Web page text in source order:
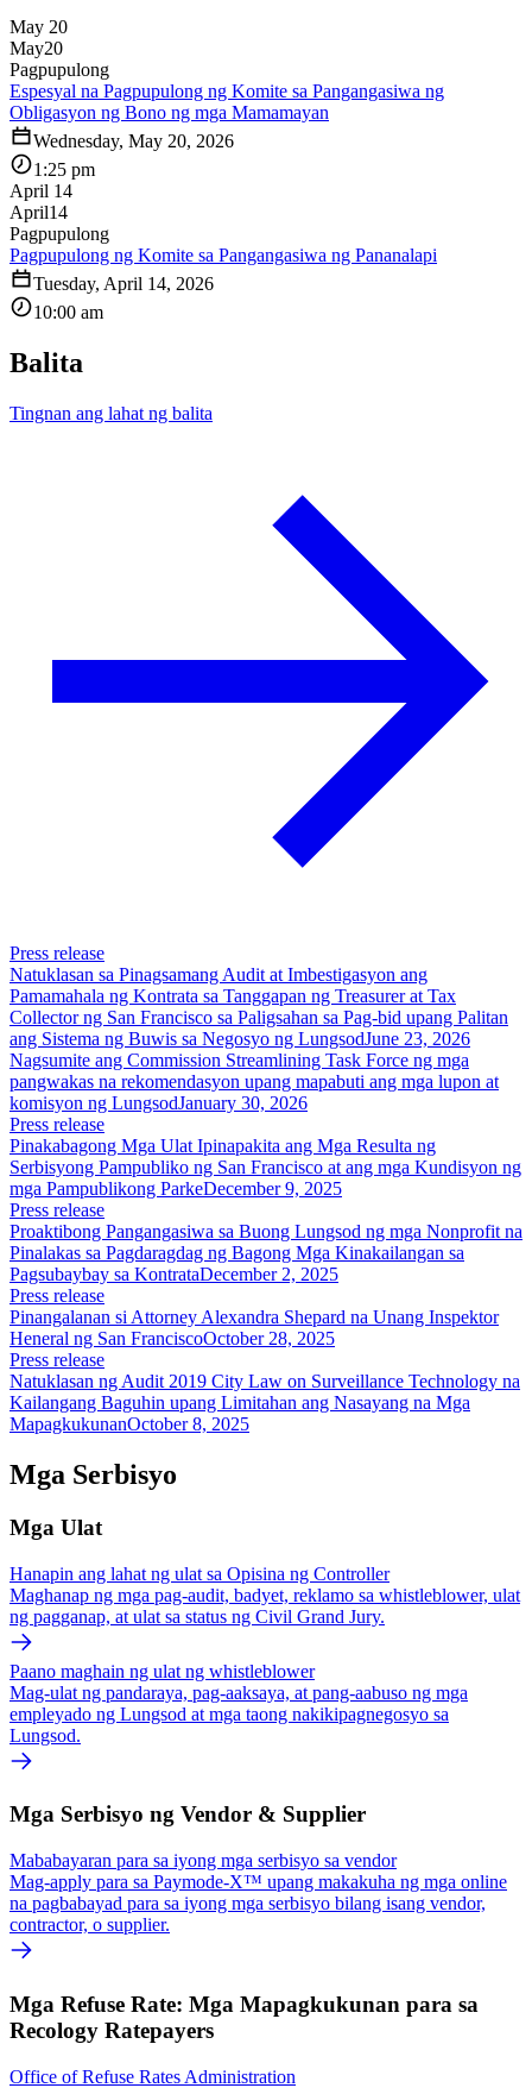
May 20
May20
Pagpupulong
Espesyal na Pagpupulong ng Komite sa Pangangasiwa ng
Obligasyon ng Bono ng mga Mamamayan
Wednesday, May 20, 2026
1:25 pm
April 14
April14
Pagpupulong
Pagpupulong ng Komite sa Pangangasiwa ng Pananalapi
Tuesday, April 14, 2026
10:00 am
Balita
Tingnan ang lahat ng balita
Press release
Natuklasan sa Pinagsamang Audit at Imbestigasyon ang
Pamamahala ng Kontrata sa Tanggapan ng Treasurer at Tax
Collector ng San Francisco sa Paligsahan sa Pag-bid upang Palitan
ang Sistema ng Buwis sa Negosyo ng LungsodJune 23, 2026
Nagsumite ang Commission Streamlining Task Force ng mga
pangwakas na rekomendasyon upang mapabuti ang mga lupon at
komisyon ng LungsodJanuary 30, 2026
Press release
Pinakabagong Mga Ulat Ipinapakita ang Mga Resulta ng
Serbisyong Pampubliko ng San Francisco at ang mga Kundisyon ng
mga Pampublikong ParkeDecember 9, 2025
Press release
Proaktibong Pangangasiwa sa Buong Lungsod ng mga Nonprofit na
Pinalakas sa Pagdaragdag ng Bagong Mga Kinakailangan sa
Pagsubaybay sa KontrataDecember 2, 2025
Press release
Pinangalanan si Attorney Alexandra Shepard na Unang Inspektor
Heneral ng San FranciscoOctober 28, 2025
Press release
Natuklasan ng Audit 2019 City Law on Surveillance Technology na
Kailangang Baguhin upang Limitahan ang Nasayang na Mga
MapagkukunanOctober 8, 2025
Mga Serbisyo
Mga Ulat
Hanapin ang lahat ng ulat sa Opisina ng Controller
Maghanap ng mga pag-audit, badyet, reklamo sa whistleblower, ulat
ng pagganap, at ulat sa status ng Civil Grand Jury.
Paano maghain ng ulat ng whistleblower
Mag-ulat ng pandaraya, pag-aaksaya, at pang-aabuso ng mga
empleyado ng Lungsod at mga taong nakikipagnegosyo sa
Lungsod.
Mga Serbisyo ng Vendor & Supplier
Mababayaran para sa iyong mga serbisyo sa vendor
Mag-apply para sa Paymode-X™ upang makakuha ng mga online
na pagbabayad para sa iyong mga serbisyo bilang isang vendor,
contractor, o supplier.
Mga Refuse Rate: Mga Mapagkukunan para sa
Recology Ratepayers
Office of Refuse Rates Administration